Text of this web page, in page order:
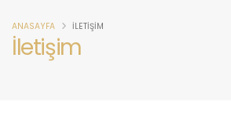
İletişim
ANASAYFA İLETIŞIM